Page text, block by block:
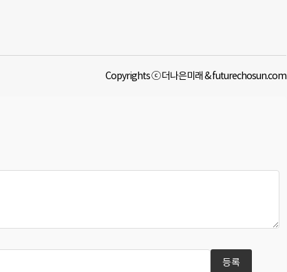
Copyrights ⓒ 더나은미래 & futurechosun.com